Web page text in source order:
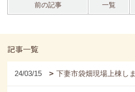
前の記事 一覧
記事一覧
24/03/15 下妻市袋畑現場上棟し